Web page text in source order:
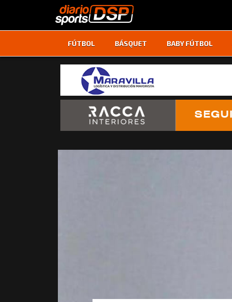
FÚTBOL BÁSQUET BABY FÚTBOL